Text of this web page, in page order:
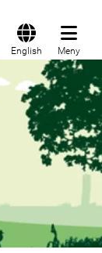
English Meny